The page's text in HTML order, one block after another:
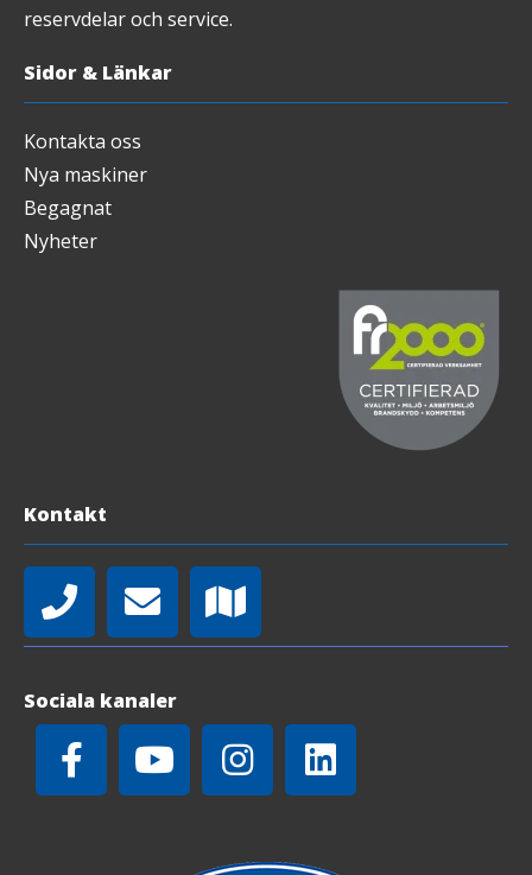
reservdelar och service.
Sidor & Länkar
Kontakta oss
Nya maskiner
Begagnat
Nyheter
Kontakt
Sociala kanaler